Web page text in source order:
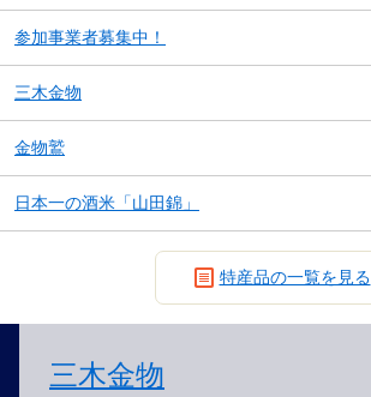
参加事業者募集中！
三木金物
金物鷲
日本一の酒米「山田錦」
特産品の一覧を見る
三木金物